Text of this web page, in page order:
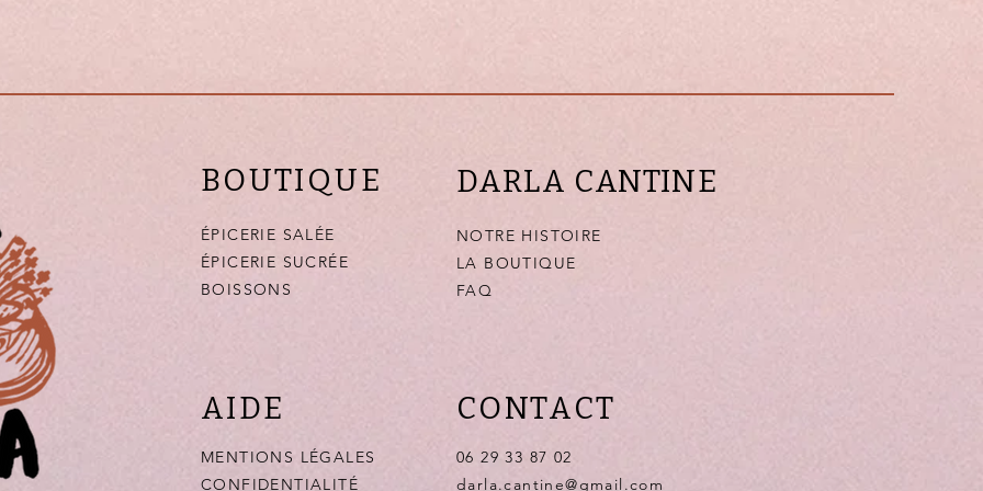
BOUTIQUE
ÉPICERIE SALÉE
ÉPICERIE SUCRÉE
BOISSONS
DARLA CANTINE
NOTRE HISTOIRE
LA BOUTIQUE
FAQ
AIDE
MENTIONS LÉGALES
CONFIDENTIALITÉ
CONTACT
06 29 33 87 02
darla.cantine@gmail.com